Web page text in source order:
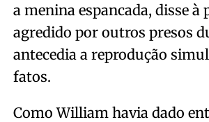
a menina espancada, disse à
agredido por outros presos
antecedia a reprodução
fatos.
Como William havia dado